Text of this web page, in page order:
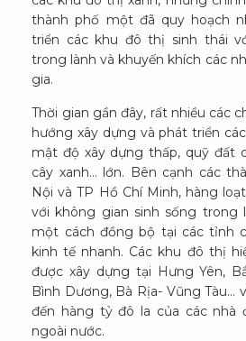
thành phố một đã quy hoạch
triển các khu đô thị sinh thái
trong lành và khuyến khích các
gia.
Thời gian gần đây, rất nhiều các
hướng xây dựng và phát triển
mật độ xây dựng thấp, quỹ đất
cây xanh… lớn. Bên cạnh các
Nội và TP Hồ Chí Minh, hàng
với không gian sinh sống trong
một cách đồng bộ tại các tỉnh
kinh tế nhanh. Các khu đô thị
được xây dựng tại Hưng Yên,
Bình Dương, Bà Rịa- Vũng Tàu…
đến hàng tỷ đô la của các nhà
ngoài nước.